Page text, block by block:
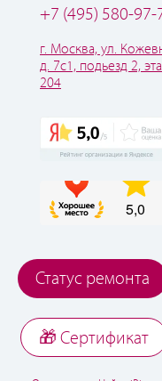
+7 (495) 580-97-
г. Москва, ул.
д. 7с1, подьезд 2,
204
Статус ремонта
🎁 Cертификат